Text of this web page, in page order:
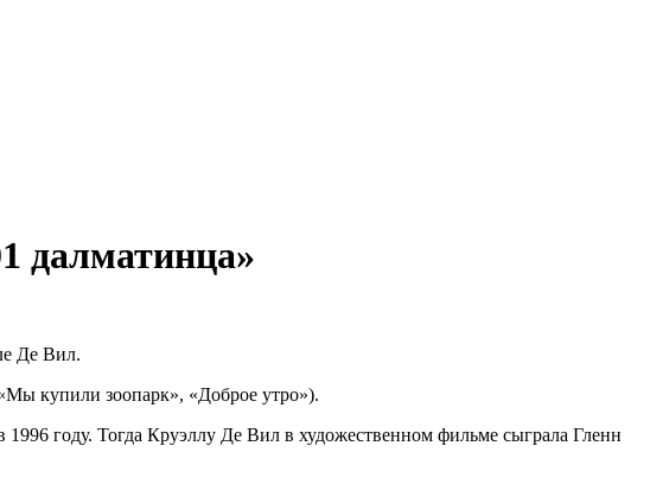
далматинца»
Де Вил.
купили зоопарк», «Доброе утро»).
году. Тогда Круэллу Де Вил в художественном фильме сыграла Гленн